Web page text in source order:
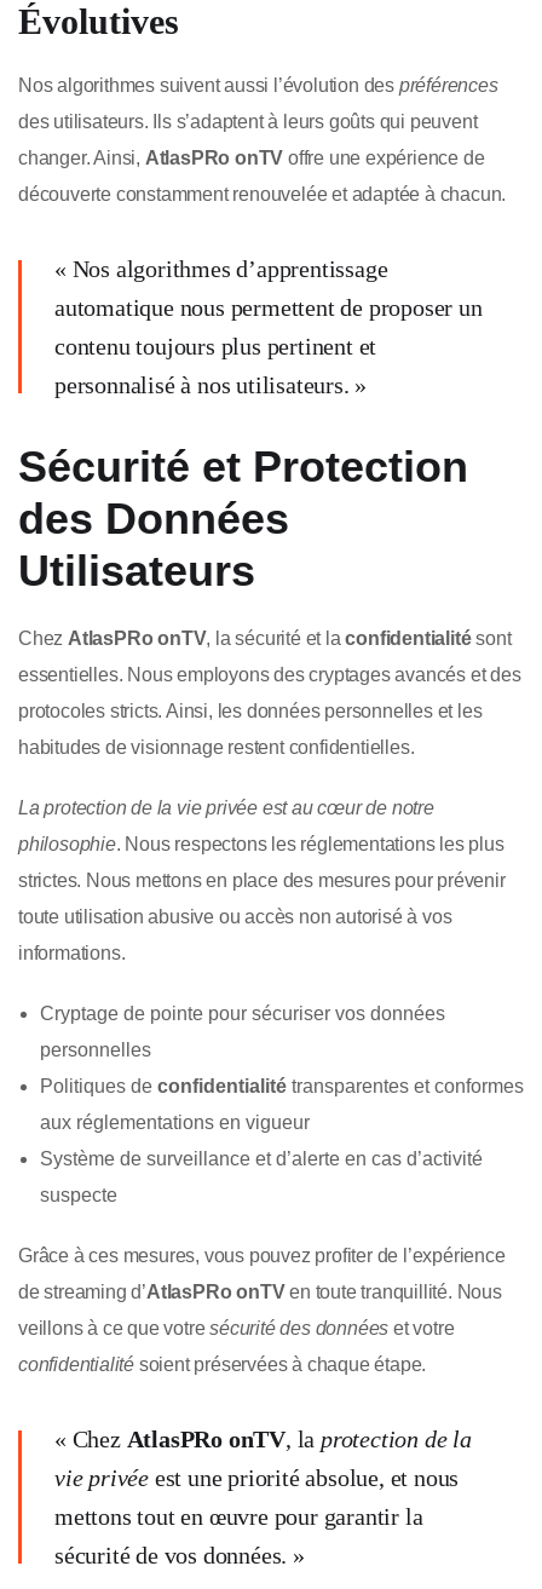
Évolutives
Nos algorithmes suivent aussi l’évolution des préférences
des utilisateurs. Ils s’adaptent à leurs goûts qui peuvent
changer. Ainsi, AtlasPRo onTV offre une expérience de
découverte constamment renouvelée et adaptée à chacun.
« Nos algorithmes d’apprentissage
automatique nous permettent de proposer un
contenu toujours plus pertinent et
personnalisé à nos utilisateurs. »
Sécurité et Protection
des Données
Utilisateurs
Chez AtlasPRo onTV, la sécurité et laconfidentialitésont
essentielles. Nous employons des cryptages avancés et des
protocoles stricts. Ainsi, les données personnelles et les
habitudes de visionnage restent confidentielles.
La protection de la vie privée est au cœur de notre
philosophie. Nous respectons les réglementations les plus
strictes. Nous mettons en place des mesures pour prévenir
toute utilisation abusive ou accès non autorisé à vos
informations.
Cryptage de pointe pour sécuriser vos données
personnelles
Politiques de confidentialité transparentes et conformes
aux réglementations en vigueur
Système de surveillance et d’alerte en cas d’activité
suspecte
Grâce à ces mesures, vous pouvez profiter de l’expérience
de streaming d’AtlasPRo onTVen toute tranquillité. Nous
veillons à ce que votresécurité des données et votre
confidentialité soient préservées à chaque étape.
« Chez AtlasPRo onTV, la protection de la
vie privée est une priorité absolue, et nous
mettons tout en œuvre pour garantir la
sécurité de vos données. »